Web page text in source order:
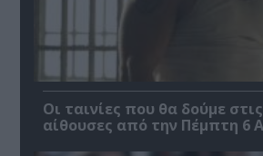
Οι ταινίες που θα δούμε
αίθουσες από την Πέμπτη 6